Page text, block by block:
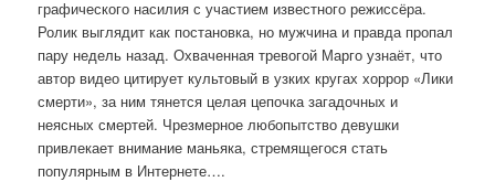
графического насилия с участием известного режиссёра.
Ролик выглядит как постановка, но мужчина и правда пропал
пару недель назад. Охваченная тревогой Марго узнаёт, что
автор видео цитирует культовый в узких кругах хоррор «Лики
смерти», за ним тянется целая цепочка загадочных и
неясных смертей. Чрезмерное любопытство девушки
привлекает внимание маньяка, стремящегося стать
популярным в Интернете….